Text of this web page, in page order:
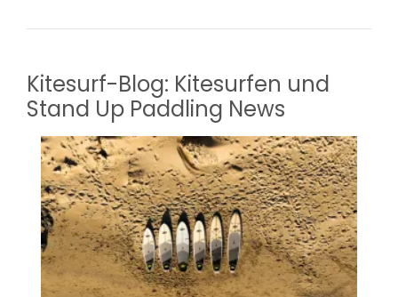
Kitesurf-Blog: Kitesurfen und
Stand Up Paddling News